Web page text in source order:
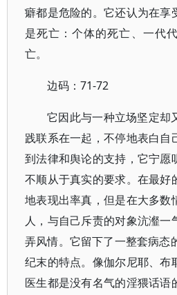
癖都是危险的。它还认为在享
是死亡：个体的死亡、一代
亡。
边码：71-72
它因此与一种立场坚定却
践联系在一起，不停地表白自
到法律和舆论的支持，它宁愿
不顺从于真实的要求。在最好
地表现出率真，但是在大多数
人，与自己斥责的对象沆瀣一
弄风情。它留下了一整套病态
纪末的特点。像伽尔尼耶、布
医生都是没有名气的淫猥话语